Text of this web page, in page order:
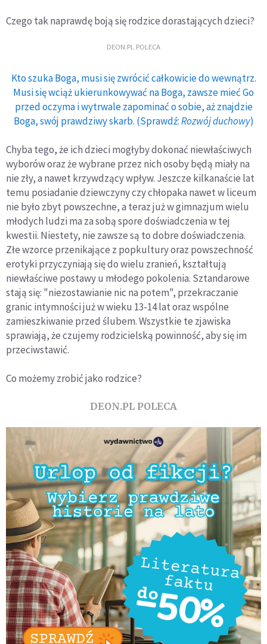
Czego tak naprawdę boją się rodzice dorastających dzieci?
DEON.PL POLECA
Kto szuka Boga, musi się zwrócić całkowicie do wewnątrz.
Musi się wciąż ukierunkowywać na Boga, zawsze mieć Go
przed oczyma i wytrwale zapominać o sobie, aż znajdzie
Boga, swój prawdziwy skarb. (Sprawdź:Rozwój duchowy)
Chyba tego, że ich dzieci mogłyby dokonać niewłaściwych
wyborów oraz że wybrane przez nich osoby będą miały na
nie zły, a nawet krzywdzący wpływ. Jeszcze kilkanaście lat
temu posiadanie dziewczyny czy chłopaka nawet w liceum
nie było zbyt powszechne, a teraz już w gimnazjum wielu
młodych ludzi ma za sobą spore doświadczenia w tej
kwestii. Niestety, nie zawsze są to dobre doświadczenia.
Złe wzorce przenikające z popkultury oraz powszechność
erotyki przyczyniają się do wielu zranień, kształtują
niewłaściwe postawy u młodego pokolenia. Sztandarowe
stają się: "niezostawianie nic na potem", przekraczanie
granic intymności już w wieku 13-14 lat oraz wspólne
zamieszkiwanie przed ślubem. Wszystkie te zjawiska
sprawiają, że czujemy rodzicielską powinność, aby się im
przeciwstawić.
Co możemy zrobić jako rodzice?
DEON.PL POLECA